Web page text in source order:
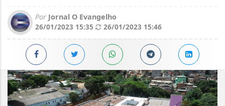
Por Jornal O Evangelho
26/01/2023 15:35
26/01/2023 15:46